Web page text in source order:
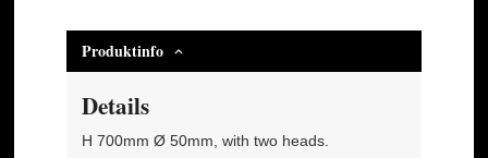
Produktinfo
Details
H 700mm Ø 50mm, with two heads.